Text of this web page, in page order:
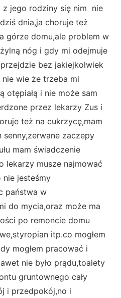
jego rodziny się nim nie
dnia,ja choruje też
górze domu,ale problem w
nóg i gdy mi odejmuje
bez jakiejkolwiek
wie że trzeba mi
otępiałą i nie może sam
przez lekarzy Zus i
też na cukrzycę,mam
zaczepy
mam świadczenie
lekarzy musze najmować
jesteśmy
państwa w
do mycia,oraz może ma
po remoncie domu
itp.co mogłem
mogłem pracować i
nie było prądu,toalety
gruntownego cały
i przedpokój,no i